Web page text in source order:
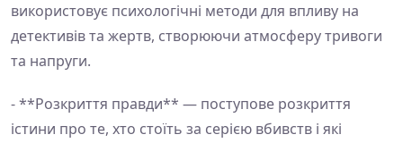
використовує психологічні методи для впливу на
детективів та жертв, створюючи атмосферу тривоги
та напруги.
- **Розкриття правди** — поступове розкриття
істини про те, хто стоїть за серією вбивств і які